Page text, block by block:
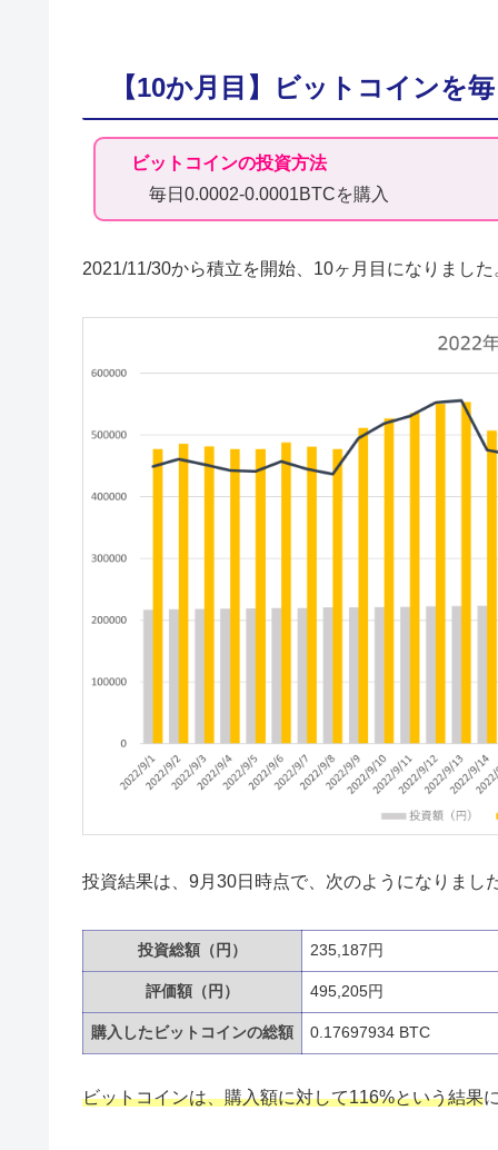
【10か月目】ビットコインを
ビットコインの投資方法
毎日0.0002-0.0001BTCを購入
2021/11/30から積立を開始、10ヶ月目になりました
投資結果は、9月30日時点で、次のようになりまし
投資総額（円） 235,187円
評価額（円） 495,205円
購入したビットコインの総額 0.17697934 BTC
ビットコインは、購入額に対して116%という結果